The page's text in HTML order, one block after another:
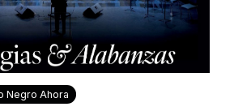
Negro Ahora